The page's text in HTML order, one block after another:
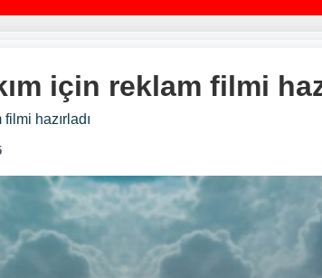
için reklam filmi
hazırladı